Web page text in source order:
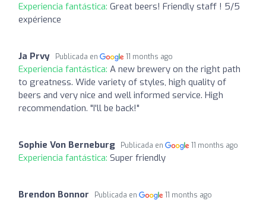
Experiencia fantástica: Great beers! Friendly staff ! 5/5
expérience
Ja Prvy Publicada en 11 months ago
Experiencia fantástica: A new brewery on the right path
to greatness. Wide variety of styles, high quality of
beers and very nice and well informed service. High
recommendation. "I'll be back!"
Sophie Von Berneburg Publicada en 11 months ago
Experiencia fantástica: Super friendly
Brendon Bonnor Publicada en 11 months ago